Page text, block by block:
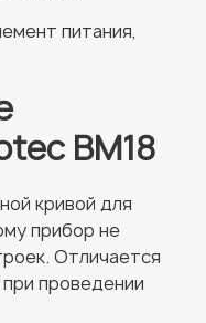
питания,
BM18
кривой для
прибор не
Отличается
проведении